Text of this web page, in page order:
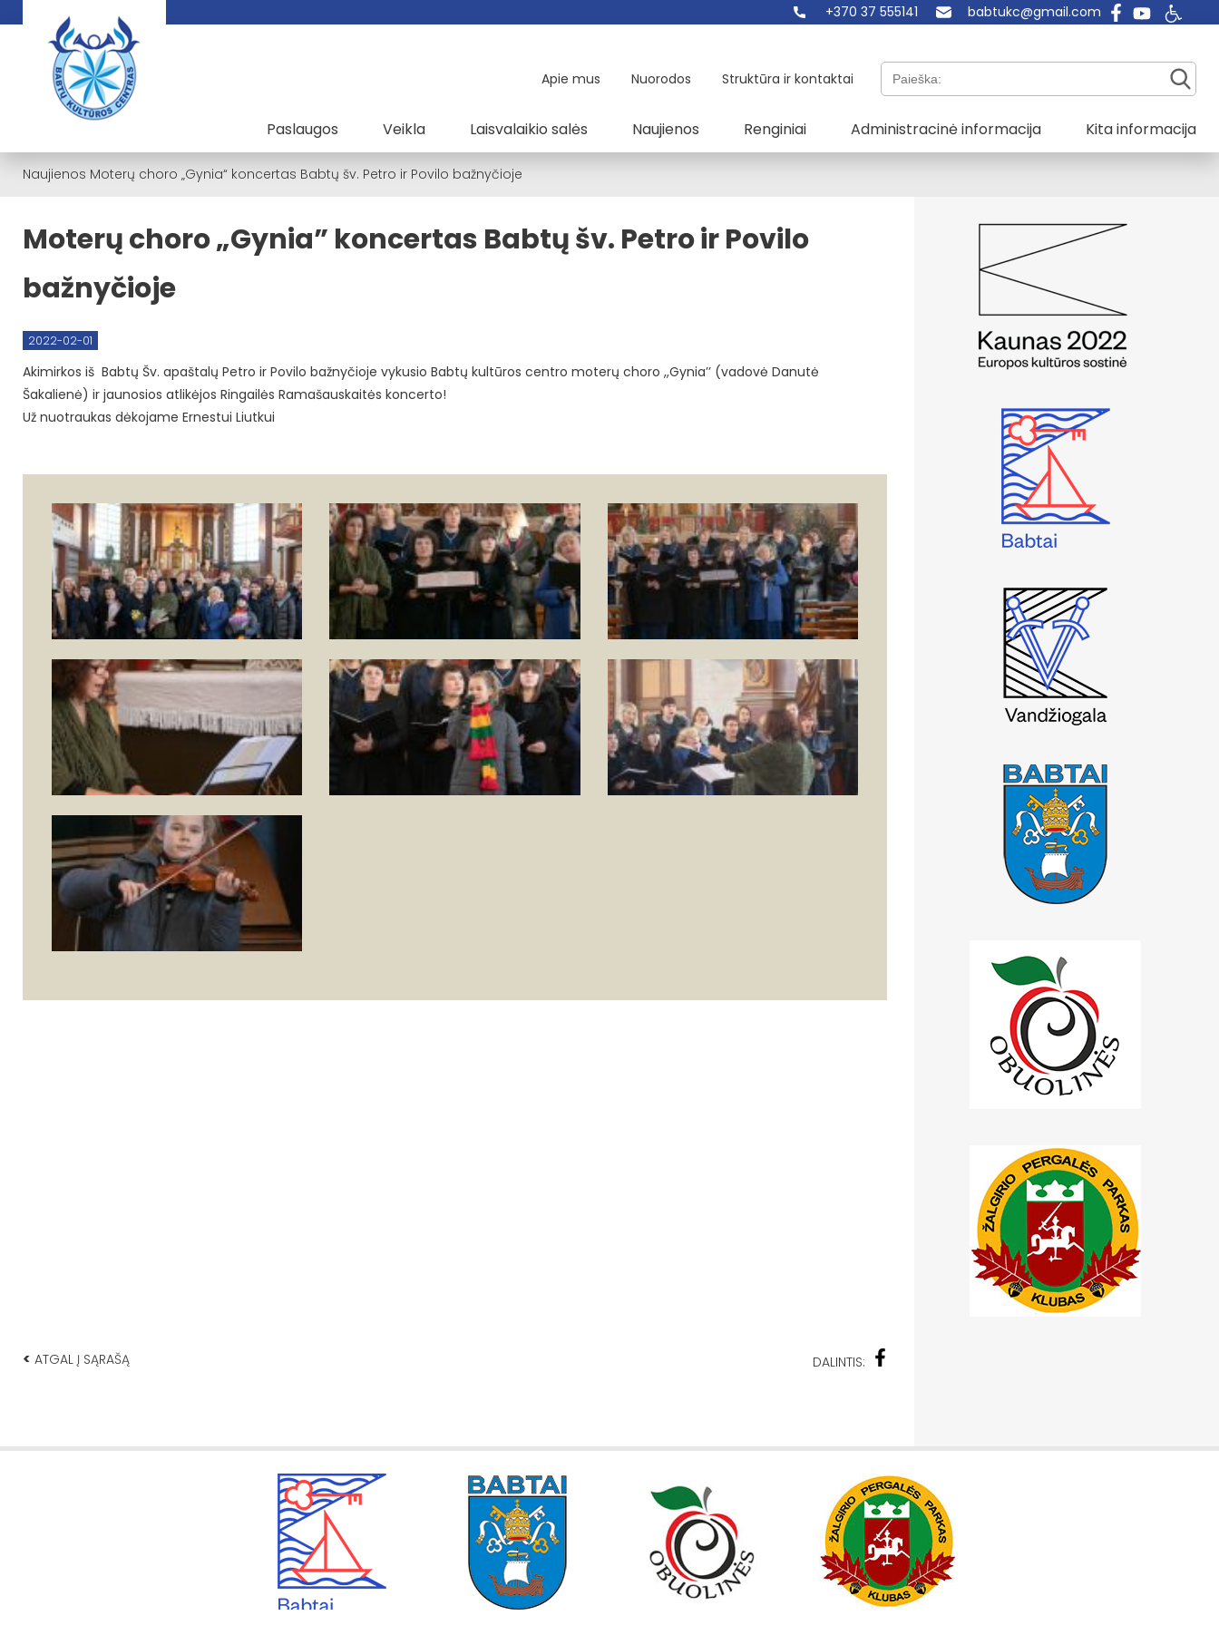
+370 37 555141 babtukc@gmail.com
Apie mus Nuorodos Struktūra ir kontaktai Paieška:
Paslaugos Veikla Laisvalaikio salės Naujienos Renginiai Administracinė informacija Kita informacija
Naujienos Moterų choro „Gynia“ koncertas Babtų šv. Petro ir Povilo bažnyčioje
Moterų choro „Gynia” koncertas Babtų šv. Petro ir Povilo
bažnyčioje
2022-02-01
Akimirkos iš Babtų Šv. apaštalų Petro ir Povilo bažnyčioje vykusio Babtų kultūros centro moterų choro ,,Gynia’’ (vadovė Danutė
Šakalienė) ir jaunosios atlikėjos Ringailės Ramašauskaitės koncerto!
Už nuotraukas dėkojame Ernestui Liutkui
< ATGAL Į SĄRAŠĄ DALINTIS: